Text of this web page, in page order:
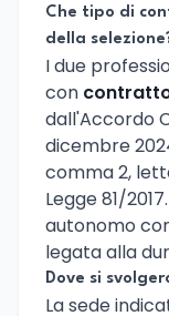
Che tipo di
della
I due
con
dall'Accordo
dicembre
comma 2,
Legge 81/
autonomo
legata alla
Dove si
La sede